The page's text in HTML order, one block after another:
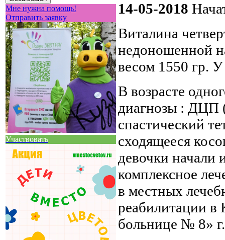
Мне нужна помощь!
Отправить заявку
Участвовать
14-05-2018
Виталина
недоношенной
весом 1550 гр.
В возрасте
диагнозы : ДЦП
спастический
сходящееся
девочки начали
комплексное
в местных
реабилитации в
больнице № 8»